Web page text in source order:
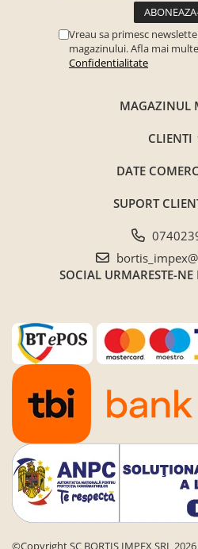
Vreau sa primesc
magazinului. Afla mai
Confidentialitate
MAGAZINUL
CLIENTI
DATE
SUPORT
SOCIAL URMARESTE-
©Copyright SC BORTIS IMPEX SRL 2026